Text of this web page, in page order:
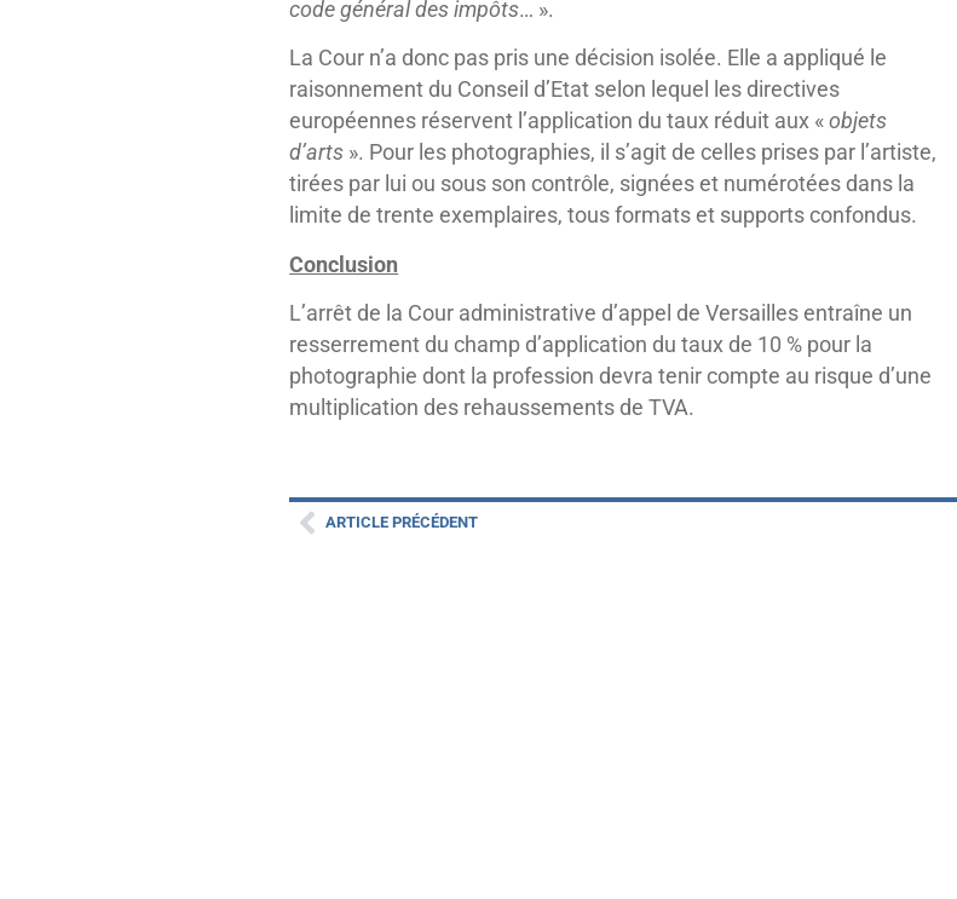
code général des impôts… ».
La Cour n’a donc pas pris une décision isolée. Elle a appliqué le
raisonnement du Conseil d’Etat selon lequel les directives
européennes réservent l’application du taux réduit aux «objets
d’arts ». Pour les photographies, il s’agit de celles prises par l’artiste,
tirées par lui ou sous son contrôle, signées et numérotées dans la
limite de trente exemplaires, tous formats et supports confondus.
Conclusion
L’arrêt de la Cour administrative d’appel de Versailles entraîne un
resserrement du champ d’application du taux de 10 % pour la
photographie dont la profession devra tenir compte au risque d’une
multiplication des rehaussements de TVA.
ARTICLE PRÉCÉDENT